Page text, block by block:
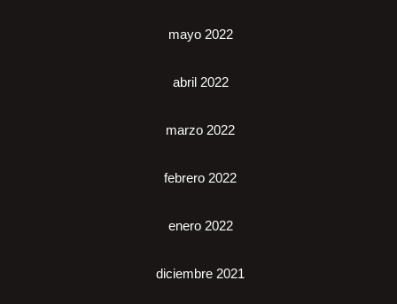
mayo 2022
abril 2022
marzo 2022
febrero 2022
enero 2022
diciembre 2021